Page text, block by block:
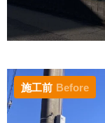
施工前 Before